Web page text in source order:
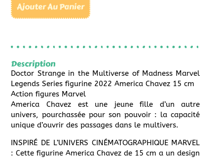
Ajouter Au Panier
Description
Doctor Strange in the Multiverse of Madness Marvel
Legends Series figurine 2022 America Chavez 15 cm
Action figures Marvel
America Chavez est une jeune fille d’un autre
univers, pourchassée pour son pouvoir : la capacité
unique d’ouvrir des passages dans le multivers.
INSPIRÉ DE L’UNIVERS CINÉMATOGRAPHIQUE MARVEL
: Cette figurine America Chavez de 15 cm a un design